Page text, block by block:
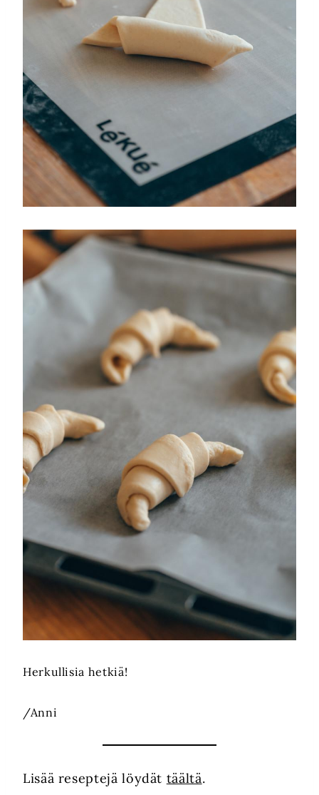
Herkullisia hetkiä!
/Anni
Lisää reseptejä löydät täältä.